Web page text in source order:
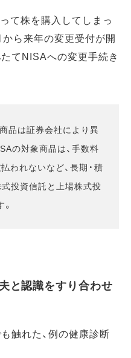
て株を購入してしまっ
ら来年の変更受付が開
てNISAへの変更手続き
品は証券会社により異
の対象商品は、手数料
われないなど、長期・積
投資信託と上場株式投
と認識をすり合わせ
触れた、例の健康診断